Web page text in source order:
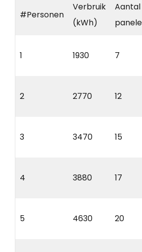
#Personen
Verbruik
(kWh)
Aantal
1 1930 7
2 2770 12
3 3470 15
4 3880 17
5 4630 20